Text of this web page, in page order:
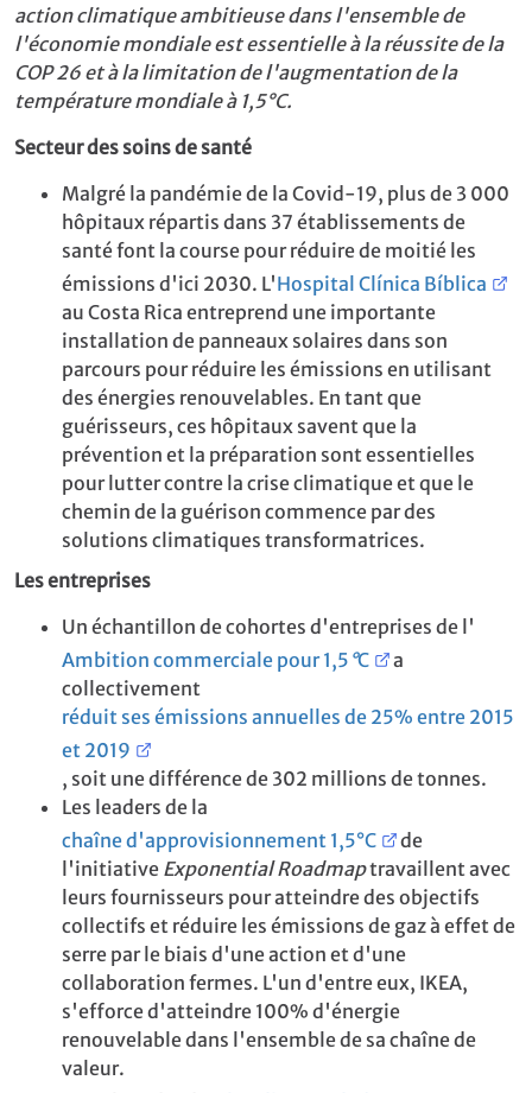
action climatique ambitieuse dans l'ensemble de
l'économie mondiale est essentielle à la réussite de la
COP 26 et à la limitation de l'augmentation de la
température mondiale à 1,5°C.
Secteur des soins de santé
Malgré la pandémie de la Covid-19, plus de 3 000
hôpitaux répartis dans 37 établissements de
santé font la course pour réduire de moitié les
émissions d'ici 2030. L'Hospital Clínica Bíblica
au Costa Rica entreprend une importante
installation de panneaux solaires dans son
parcours pour réduire les émissions en utilisant
des énergies renouvelables. En tant que
guérisseurs, ces hôpitaux savent que la
prévention et la préparation sont essentielles
pour lutter contre la crise climatique et que le
chemin de la guérison commence par des
solutions climatiques transformatrices.
Les entreprises
Un échantillon de cohortes d'entreprises de l'
Ambition commerciale pour 1,5 °C
a
collectivement
réduit ses émissions annuelles de 25% entre 2015
et 2019
, soit une différence de 302 millions de tonnes.
Les leaders de la
chaîne d'approvisionnement 1,5°C
de
l'initiative Exponential Roadmaptravaillent avec
leurs fournisseurs pour atteindre des objectifs
collectifs et réduire les émissions de gaz à effet de
serre par le biais d'une action et d'une
collaboration fermes. L'un d'entre eux, IKEA,
s'efforce d'atteindre 100% d'énergie
renouvelable dans l'ensemble de sa chaîne de
valeur.